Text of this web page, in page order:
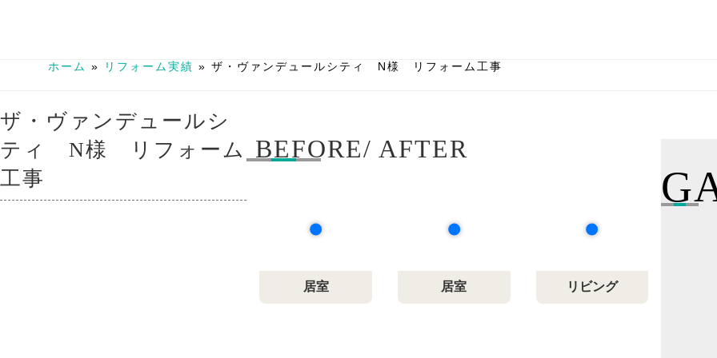
ホーム » リフォーム実績 » ザ・ヴァンデュールシティ N様 リフォーム工事
ザ・ヴァンデュールシ
ティ N様 リフォーム
工事
BEFORE/ AFTER
居室 居室 リビング